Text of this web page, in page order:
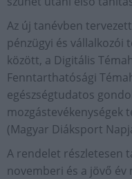
Az új tanévben
pénzügyi és vállalkozói
között, a Digitális
Fenntarthatósági
egészségtudatos
mozgástevékenységek
(Magyar Diáksport
A rendelet részletesen
novemberi és a jövő